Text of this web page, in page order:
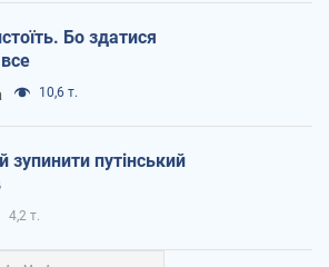
Бо здатися
10,6 т.
зупинити путінський
4,2 т.